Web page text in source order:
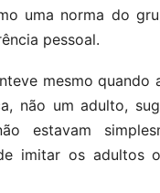
uma norma do
pessoal.
mesmo quando
não um adulto,
estavam
imitar os adultos